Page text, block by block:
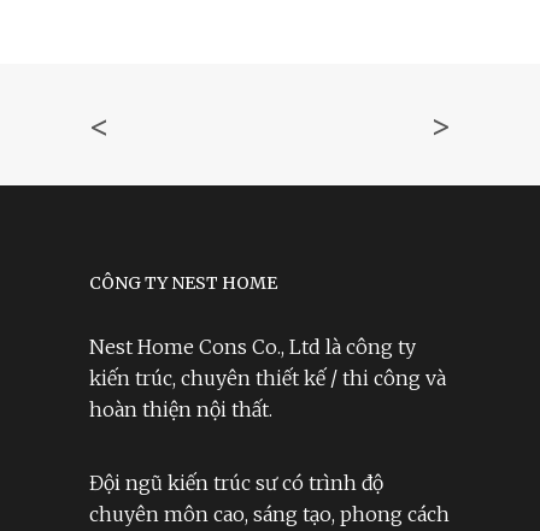
< >
CÔNG TY NEST HOME
Nest Home Cons Co., Ltd là công ty
kiến trúc, chuyên thiết kế / thi công và
hoàn thiện nội thất.
Đội ngũ kiến trúc sư có trình độ
chuyên môn cao, sáng tạo, phong cách